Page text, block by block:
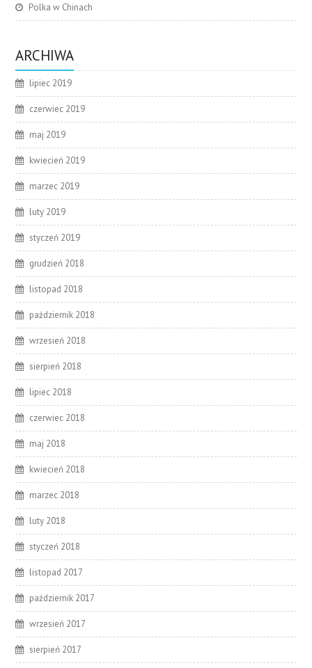
Polka w Chinach
ARCHIWA
lipiec 2019
czerwiec 2019
maj 2019
kwiecień 2019
marzec 2019
luty 2019
styczeń 2019
grudzień 2018
listopad 2018
październik 2018
wrzesień 2018
sierpień 2018
lipiec 2018
czerwiec 2018
maj 2018
kwiecień 2018
marzec 2018
luty 2018
styczeń 2018
listopad 2017
październik 2017
wrzesień 2017
sierpień 2017